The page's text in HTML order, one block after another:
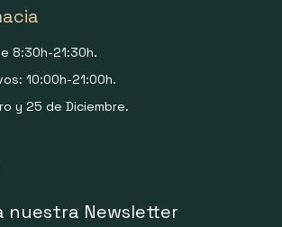
8:30h-21:30h.
10:00h-21:00h.
y 25 de Diciembre.
nuestra Newsletter